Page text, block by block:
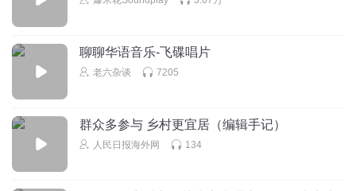
聊聊华语音乐-飞碟唱片
老六杂谈 7205
群众多参与 乡村更宜居（编辑手记）
人民日报海外网 134